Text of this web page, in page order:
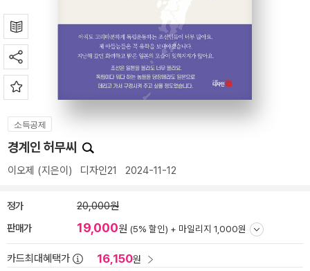
소득공제
경계인 허무씨
이오제 (지은이) 디자인21 2024-11-12
정가 20,000원
판매가 19,000원 (5% 할인) + 마일리지 1,000원
카드최대혜택가 16,150원